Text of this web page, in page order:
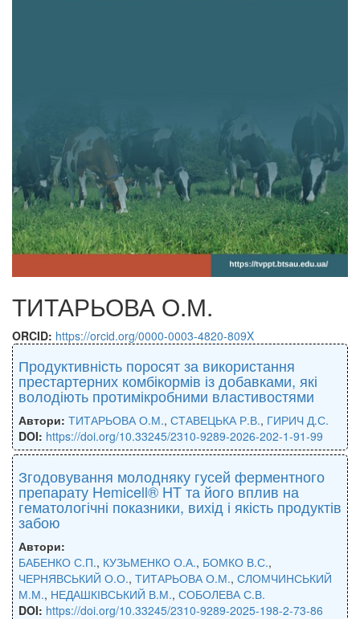
ТИТАРЬОВА О.М.
ORCID: https://orcid.org/0000-0003-4820-809X
Продуктивність поросят за використання
престартерних комбікормів із добавками, які
володіють протимікробними властивостями
Автори: ТИТАРЬОВА О.М., СТАВЕЦЬКА Р.В., ГИРИЧ Д.С.
DOI: https://doi.org/10.33245/2310-9289-2026-202-1-91-99
Згодовування молодняку гусей ферментного
препарату Hemicell® HT та його вплив на
гематологічні показники, вихід і якість продуктів
забою
Автори:
БАБЕНКО С.П., КУЗЬМЕНКО О.А., БОМКО В.С.,
ЧЕРНЯВСЬКИЙ О.О., ТИТАРЬОВА О.М., СЛОМЧИНСЬКИЙ
М.М., НЕДАШКІВСЬКИЙ В.М., СОБОЛЕВА С.В.
DOI: https://doi.org/10.33245/2310-9289-2025-198-2-73-86